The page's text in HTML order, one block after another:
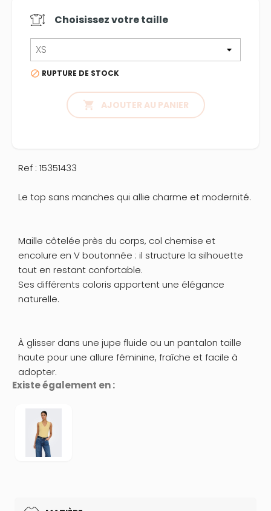
Choisissez votretaille
 RUPTURE DE STOCK
 AJOUTER AU PANIER
Existe également en :
Ref : 15351433
Le top sans manches qui allie charme et modernité.
Maille côtelée près du corps, col chemise et
encolure en V boutonnée : il structure la silhouette
tout en restant confortable.
Ses différents coloris apportent une élégance
naturelle.
À glisser dans une jupe fluide ou un pantalon taille
haute pour une allure féminine, fraîche et facile à
adopter.